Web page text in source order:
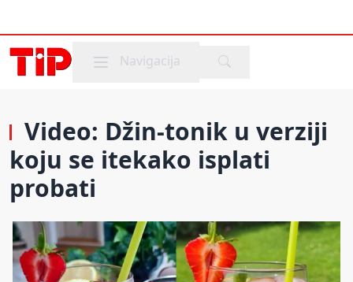
Mobile menu
Navigacija
Video: Džin-tonik u verziji
koju se itekako isplati
probati